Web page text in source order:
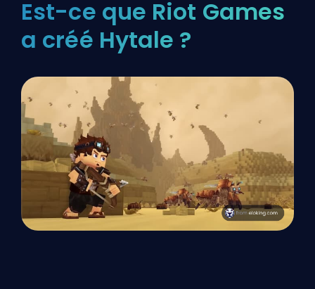
Est-ce que Riot Games
a créé Hytale ?